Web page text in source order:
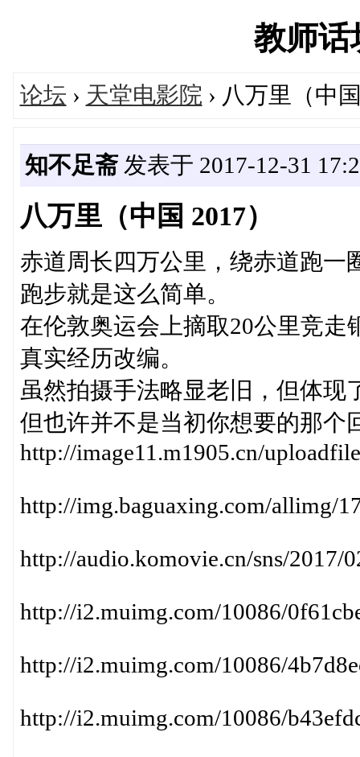
教师话
论坛 › 天堂电影院 › 八万里（中
知不足斋发表于 2017-12-31
八万里（中国 2017）
赤道周长四万公里，绕赤道跑一
跑步就是这么简单。
在伦敦奥运会上摘取20公里竞
真实经历改编。
虽然拍摄手法略显老旧，但体现
但也许并不是当初你想要的那个
http://image11.m1905.cn/
http://img.baguaxing.com/allimg/
http://audio.komovie.cn/sns/2017/
http://i2.muimg.com/10086/
http://i2.muimg.com/10086/
http://i2.muimg.com/10086/